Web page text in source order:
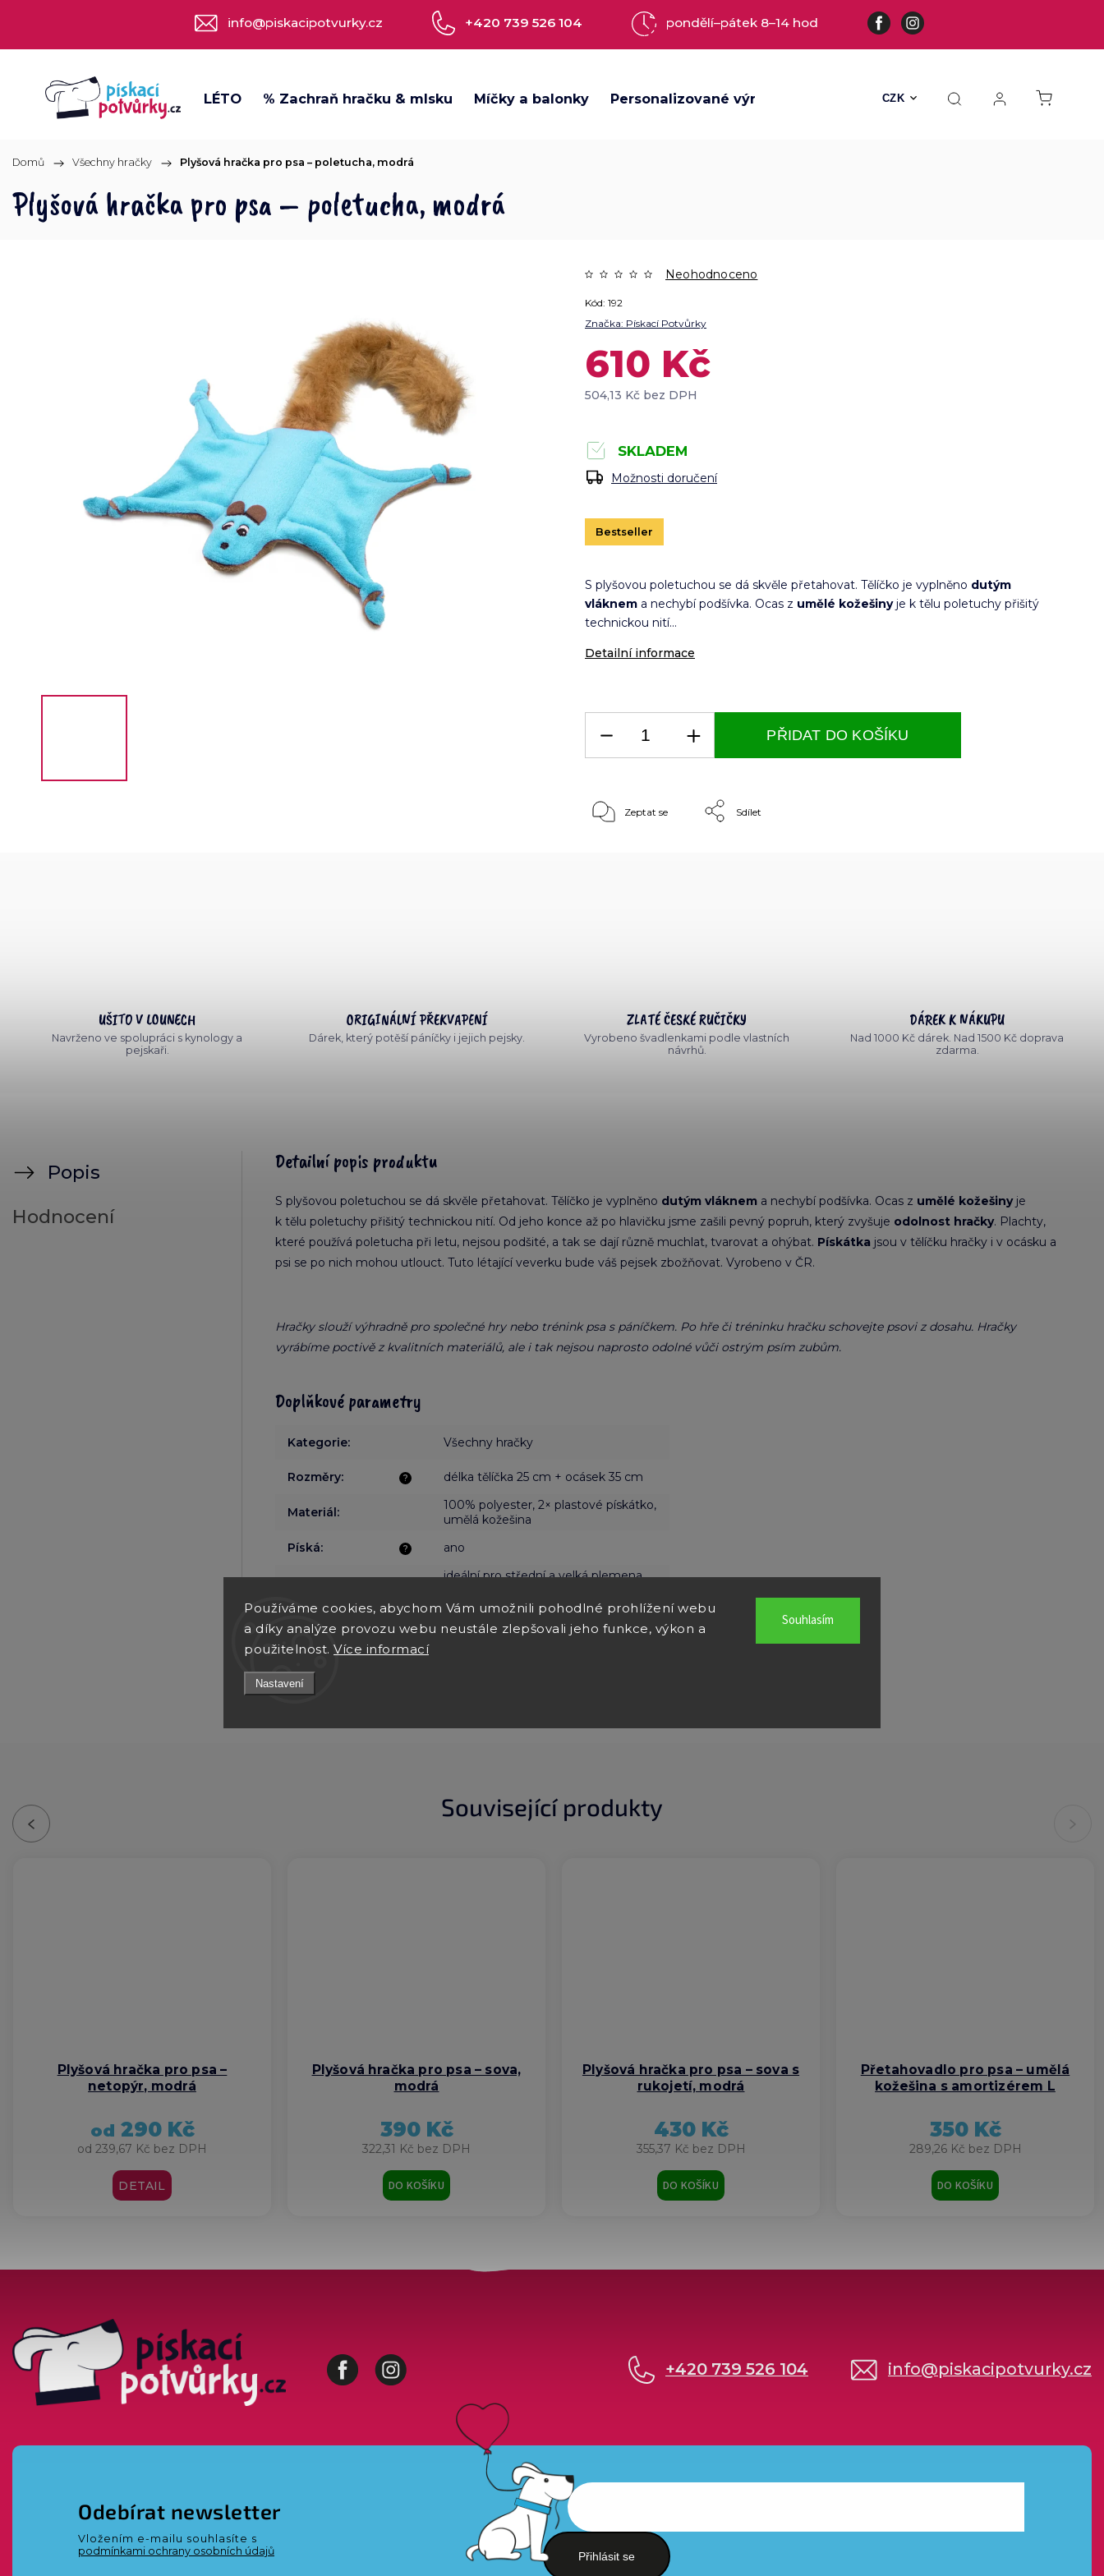
Používáme cookies, abychom Vám umožnili pohodlné prohlížení webu
a díky analýze provozu webu neustále zlepšovali jeho funkce, výkon a
použitelnost. Více informací
Nastavení
Souhlasím
+420 739 526 104
info@piskacipotvurky.cz pondělí–pátek 8–14 hod
CZK
LÉTO % Zachraň hračku & mlsku Míčky a balonky Personalizované výrobky Všechny hračky Hračky s kožešinou
Domů / Všechny hračky / Plyšová hračka pro psa – poletucha, modrá
Plyšová hračka pro psa – poletucha, modrá
Značka: Pískací Potvůrky
Neohodnoceno
610 Kč
504,13 Kč bez DPH
Kód: 192
Bestseller
S plyšovou poletuchou se dá skvěle přetahovat. Tělíčko je vyplněno dutým
vláknem a nechybí podšívka. Ocas z umělé kožešinyje k tělu poletuchy přišitý
technickou nití...
Detailní informace
SKLADEM
Možnosti doručení
PŘIDAT DO KOŠÍKU
Zeptat se Sdílet
UŠITO V LOUNECH
Navrženo ve spolupráci s kynology a
pejskaři.
ORIGINÁLNÍ PŘEKVAPENÍ
Dárek, který potěší páníčky i jejich pejsky.
ZLATÉ ČESKÉ RUČIČKY
Vyrobeno švadlenkami podle vlastních
návrhů.
DÁREK K NÁKUPU
Nad 1000 Kč dárek. Nad 1500 Kč doprava
zdarma.
Popis
Hodnocení
Detailní popis produktu
S plyšovou poletuchou se dá skvěle přetahovat. Tělíčko je vyplněno dutým vláknem a nechybí podšívka. Ocas z umělé kožešinyje
k tělu poletuchy přišitý technickou nití. Od jeho konce až po hlavičku jsme zašili pevný popruh, který zvyšuje odolnost hračky. Plachty,
které používá poletucha při letu, nejsou podšité, a tak se dají různě muchlat, tvarovat a ohýbat. Pískátka jsou v tělíčku hračky i v ocásku a
psi se po nich mohou utlouct. Tuto létající veverku bude váš pejsek zbožňovat. Vyrobeno v ČR.
Hračky slouží výhradně pro společné hry nebo trénink psa s páníčkem. Po hře či tréninku hračku schovejte psovi z dosahu. Hračky
vyrábíme poctivě z kvalitních materiálů, ale i tak nejsou naprosto odolné vůči ostrým psím zubům.
Doplňkové parametry
Kategorie: Všechny hračky
?
Rozměry: délka tělíčka 25 cm + ocásek 35 cm
Materiál:
100% polyester, 2× plastové pískátko,
umělá kožešina
?
Píská: ano
ideální pro střední a velká plemena
pudl ad.)
Údržba
Perte maximálně na 30 °C bez
Související produkty
Previous
Plyšová hračka pro psa –
netopýr, modrá
od 239,67 Kč bez DPH
od 290 Kč
DETAIL
Plyšová hračka pro psa – sova,
modrá
322,31 Kč bez DPH
390 Kč
DO KOŠÍKU
Plyšová hračka pro psa – sova s
rukojetí, modrá
355,37 Kč bez DPH
430 Kč
DO KOŠÍKU
Přetahovadlo pro psa – umělá
kožešina s amortizérem L
289,26 Kč bez DPH
350 Kč
DO KOŠÍKU
Next
FacebookInstagram info@piskacipotvurky.cz
+420 739 526 104
Odebírat newsletter
Vložením e-mailu souhlasíte s
podmínkami ochrany osobních údajů
Přihlásit se